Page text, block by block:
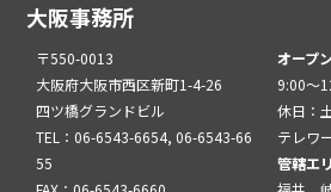
大阪事務所
〒550-0013
大阪府大阪市西区新町1-4-26
四ツ橋グランドビル
TEL：06-6543-6654, 06-6543-66
55
オープ
9:00～
休日：
テレワ
管轄エ